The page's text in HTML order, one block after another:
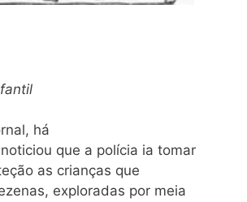
há
que a polícia ia tomar
as crianças que
exploradas por meia